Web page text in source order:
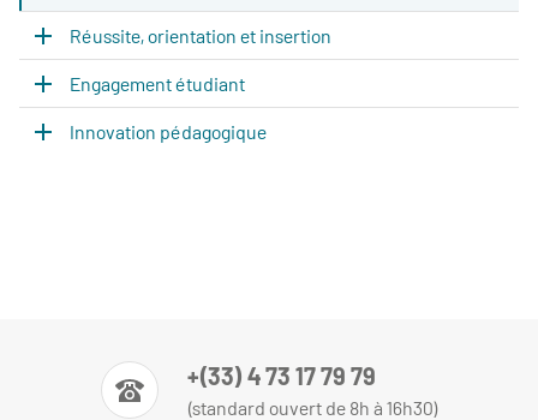
Réussite, orientation et insertion
Engagement étudiant
Innovation pédagogique
+(33) 4 73 17 79 79
(standard ouvert de 8h à 16h30)